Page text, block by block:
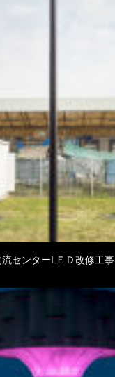
センターLＥＤ改修工事